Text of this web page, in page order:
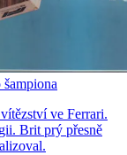
ve Ferrari.
Brit prý přesně